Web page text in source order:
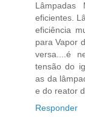
eficientes.
eficiência
para Vapor
versa....é
tensão do
as da
e do reator
Responder